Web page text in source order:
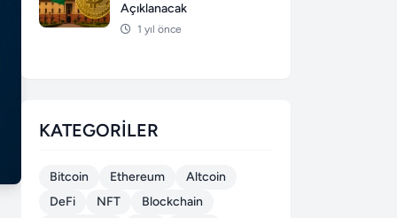
Açıklanacak
1 yıl önce
KATEGORILER
Bitcoin Ethereum
Altcoin
DeFi
NFT
Blockchain